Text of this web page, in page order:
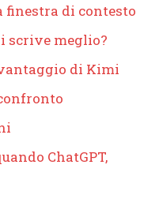
finestra di contesto
scrive meglio?
di Kimi
ChatGPT,